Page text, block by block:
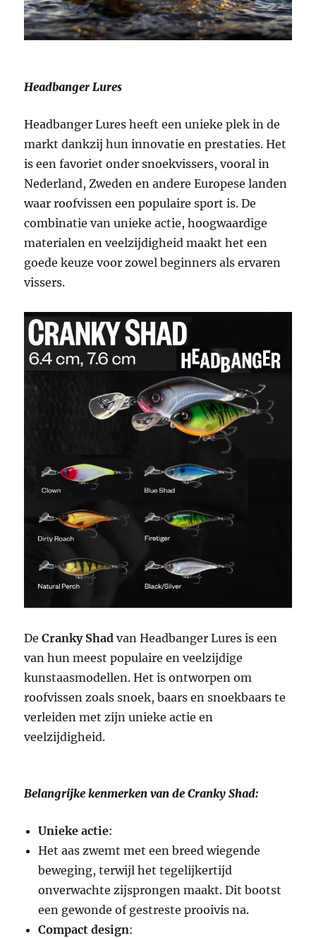
Headbanger Lures
Headbanger Lures heeft een unieke plek in de
markt dankzij hun innovatie en prestaties. Het
is een favoriet onder snoekvissers, vooral in
Nederland, Zweden en andere Europese landen
waar roofvissen een populaire sport is. De
combinatie van unieke actie, hoogwaardige
materialen en veelzijdigheid maakt het een
goede keuze voor zowel beginners als ervaren
vissers.
DeCranky Shad van Headbanger Lures is een
van hun meest populaire en veelzijdige
kunstaasmodellen. Het is ontworpen om
roofvissen zoals snoek, baars en snoekbaars te
verleiden met zijn unieke actie en
veelzijdigheid.
Belangrijke kenmerken van de Cranky Shad:
Unieke actie:
Het aas zwemt met een breed wiegende
beweging, terwijl het tegelijkertijd
onverwachte zijsprongen maakt. Dit bootst
een gewonde of gestreste prooivis na.
Compact design: